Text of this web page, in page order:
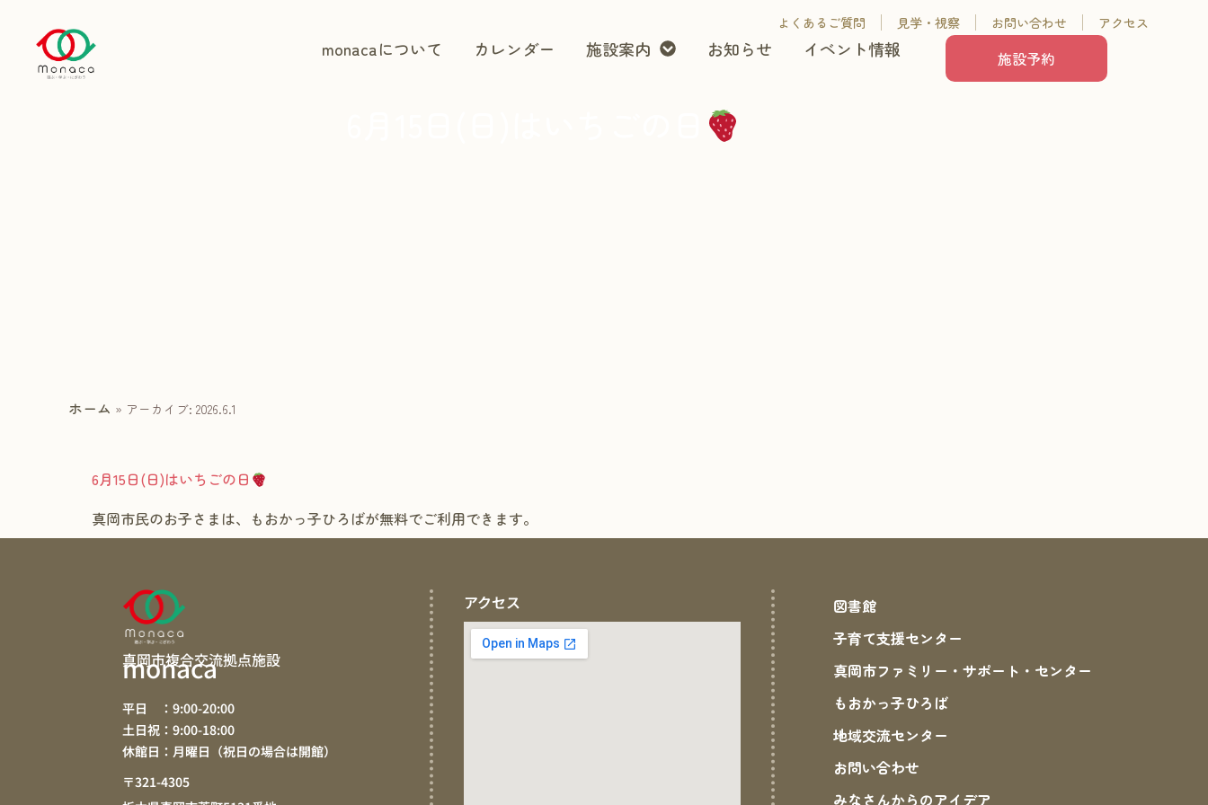
よくあるご質問 見学・視察 お問い合わせ アクセス
monacaについて カレンダー 施設案内 お知らせ イベント情報 施設予約
ホーム » アーカイブ: 2026.6.1
6月15日(日)はいちごの日
真岡市民のお子さまは、もおかっ子ひろばが無料でご利用できます。
真岡市複合交流拠点施設
monaca
平日 ：9:00-20:00
土日祝：9:00-18:00
休館日：月曜日（祝日の場合は開館）
〒321-4305
アクセス
図書館
子育て支援センター
真岡市ファミリー・サポート・センター
もおかっ子ひろば
地域交流センター
お問い合わせ
みなさんからのアイデア